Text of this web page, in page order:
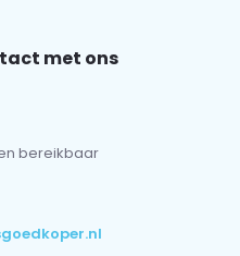
met ons
bereikbaar